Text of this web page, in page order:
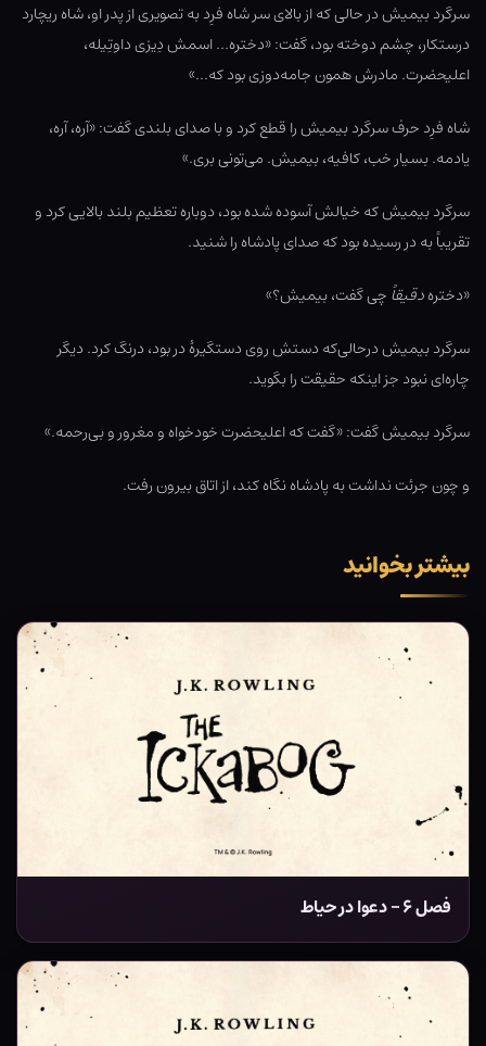
سرگرد بیمیش در حالی که از بالای سر شاه فرِد به تصویری از پدر او، شاه ریچارد
درستکار، چشم دوخته بود، گفت: «دختره… اسمش دِیزی داوتِیله،
اعلیحضرت. مادرش همون جامه‌دوزی بود که…»
شاه فرِد حرف سرگرد بیمیش را قطع کرد و با صدای بلندی گفت: «آره، آره،
یادمه. بسیار خب، کافیه، بیمیش. می‌تونی بری.»
سرگرد بیمیش که خیالش آسوده شده بود، دوباره تعظیم بلند بالایی کرد و
تقریباً به در رسیده بود که صدای پادشاه را شنید.
«دخترهدقیقاً چی گفت، بیمیش؟»
سرگرد بیمیش درحالی‌که دستش روی دستگیرۀ در بود، درنگ کرد. دیگر
چاره‌ای نبود جز اینکه حقیقت را بگوید.
سرگرد بیمیش گفت: «گفت که اعلیحضرت خودخواه و مغرور و بی‌رحمه.»
و چون جرئت نداشت به پادشاه نگاه کند، از اتاق بیرون رفت.
بیشتر بخوانید
فصل ۶ – دعوا در حیاط